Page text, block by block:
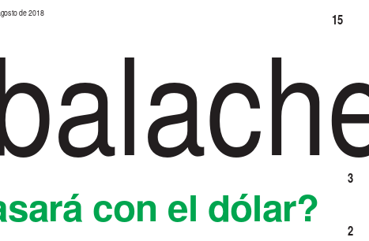
de 2018 15
3
2
con el dólar?